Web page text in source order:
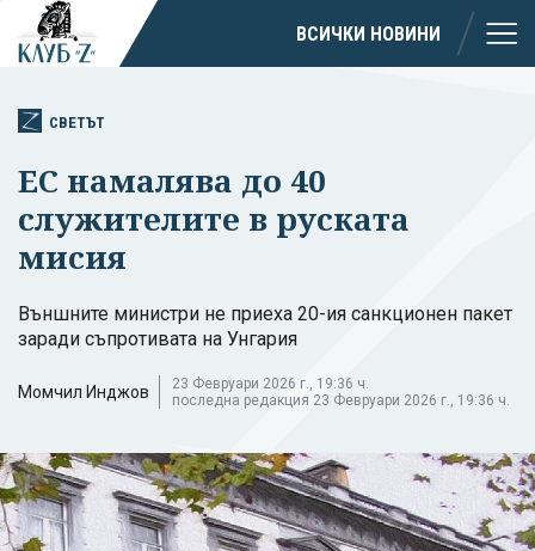
ВСИЧКИ НОВИНИ
СВЕТЪТ
ЕС намалява до 40
служителите в руската
мисия
Външните министри не приеха 20-ия санкционен пакет
заради съпротивата на Унгария
Момчил Инджов
23 Февруари 2026 г., 19:36 ч.
последна редакция 23 Февруари 2026 г., 19:36 ч.